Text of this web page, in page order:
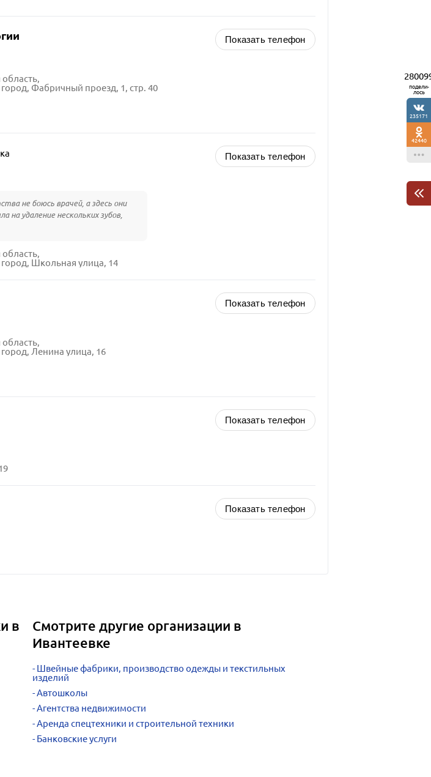
Фабричный проезд, 1, стр. 40
Показать телефон
не боюсь врачей, а здесь они
на удаление нескольких зубов,
город, Школьная улица, 14
Показать телефон
Ленина улица, 16
Показать телефон
Показать телефон
Показать телефон
в
Смотрите другие организации в
Ивантеевке
Швейные фабрики, производство одежды и текстильных
изделий
Автошколы
Агентства недвижимости
Аренда спецтехники и строительной техники
Банковские услуги
подели-
лось
235171
42440